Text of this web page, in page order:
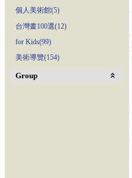
個人美術館(5)
台灣畫100選(12)
for Kids(99)
美術導覽(154)
Group